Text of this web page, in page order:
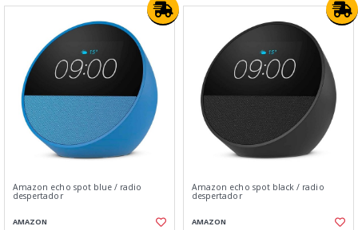
Amazon echo spot blue / radio
despertador
AMAZON
Amazon echo spot black / radio
despertador
AMAZON